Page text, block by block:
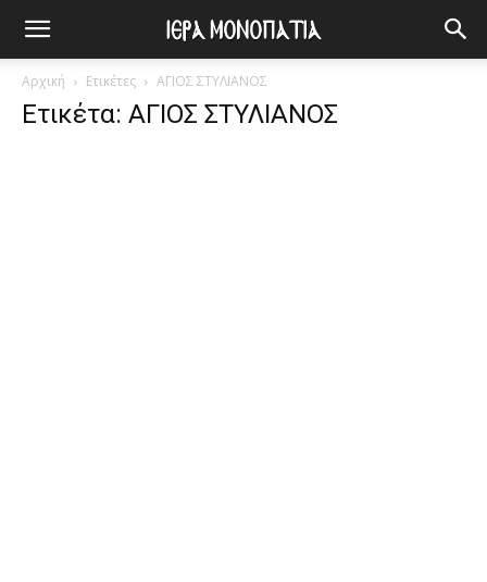
Αρχική Ετικέτες ΑΓΙΟΣ ΣΤΥΛΙΑΝΟΣ
Ετικέτα: ΑΓΙΟΣ ΣΤΥΛΙΑΝΟΣ